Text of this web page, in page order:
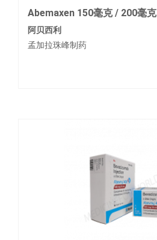
Abemaxen 150毫克 / 200毫克
阿贝西利
孟加拉珠峰制药